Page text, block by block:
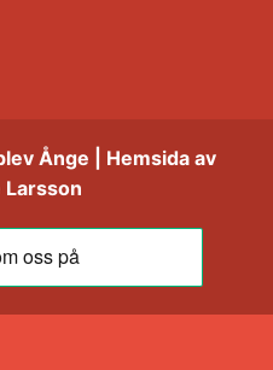
Ånge | Hemsida av
Larsson